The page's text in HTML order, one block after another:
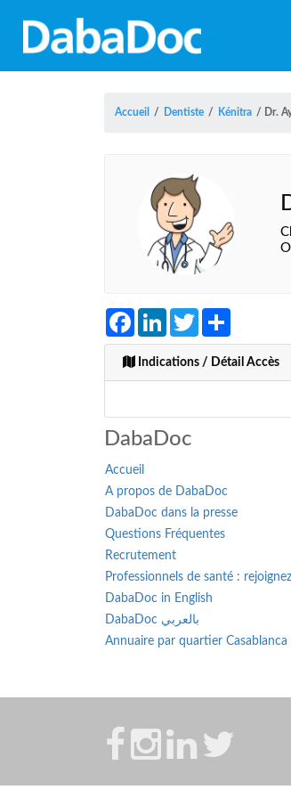
Accueil / Dentiste / Kénitra / Dr.
FacebookLinkedInTwitter
Indications / Détail Accès
DabaDoc
Accueil
A propos de DabaDoc
DabaDoc dans la presse
Questions Fréquentes
Recrutement
Professionnels de santé :
DabaDoc in English
DabaDoc بالعربي
Annuaire par quartier Casablanca